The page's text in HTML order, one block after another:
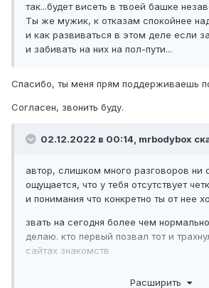
так...будет висеть в твоей башке
Ты же мужик, к отказам спокойнее
и как развиваться в этом деле если
и забивать на них на пол-пути...
Спасибо, ты меня прям поддерживаешь
Согласен, звонить буду.
02.12.2022 в 00:14, mrbodybox
автор, слишком много разговоров ни
ощущается, что у тебя отсутствует
и понимания что конкретно ты от нее
звать на сегодня более чем
делаю. кто первый позвал тот и
сайтах знакомств
Расширить